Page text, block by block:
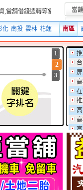
轉等當舖融資借錢訊息,集合
當
化 南投 雲林 花蓮 南區
1
2
3